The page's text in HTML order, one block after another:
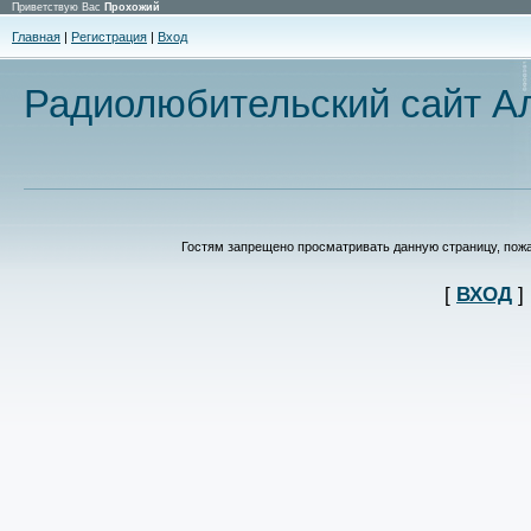
Приветствую Вас Прохожий
Главная | Регистрация | Вход
Радиолюбительский сайт
Гостям запрещено просматривать данную страницу,
[ ВХОД ]